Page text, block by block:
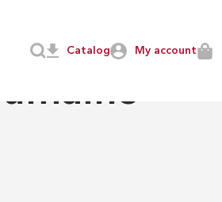
My account
Catalog
PENSÉES